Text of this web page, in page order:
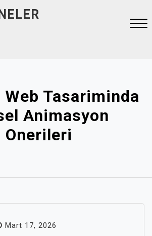
Web Tasariminda
Animasyon
Onerileri
Mart 17, 2026